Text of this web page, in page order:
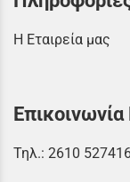
Η Εταιρεία μας
Τηλ.: 2610